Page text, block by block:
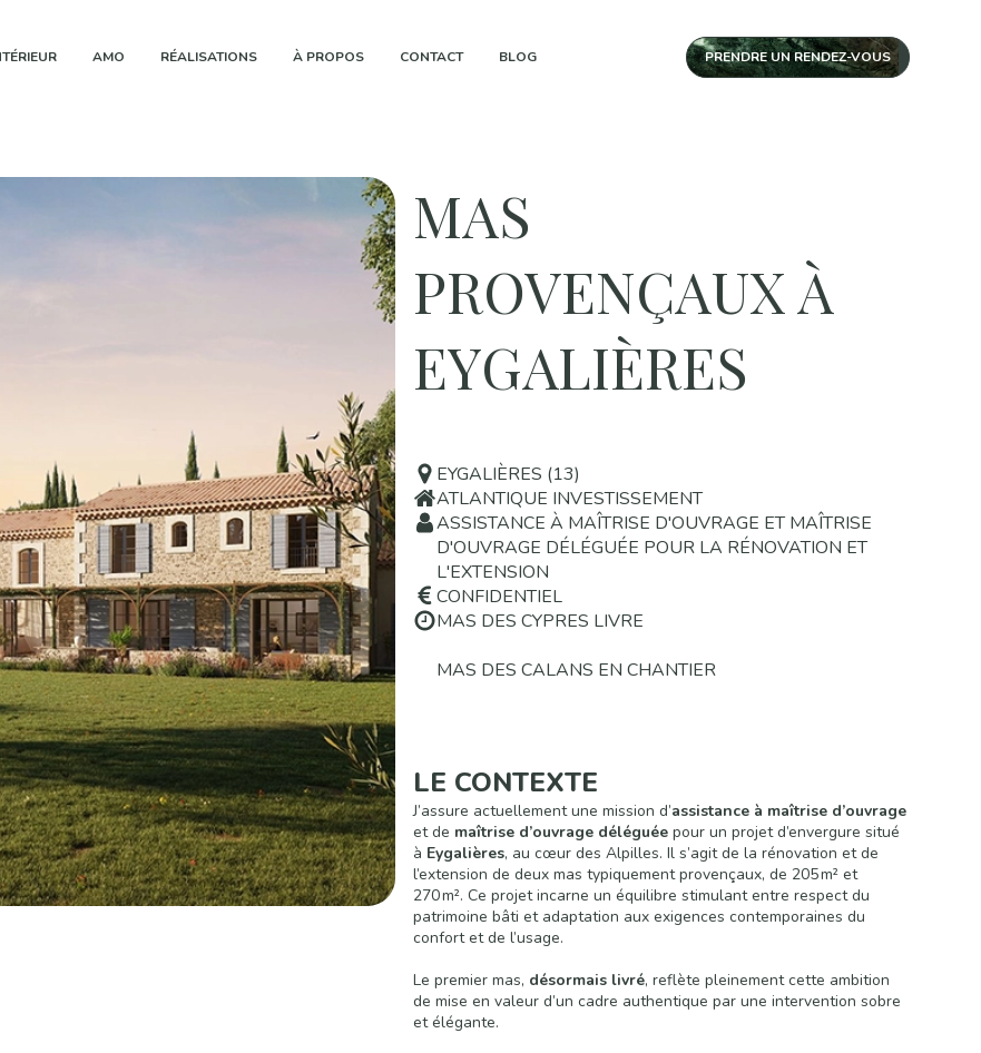
AMO RÉALISATIONS À PROPOS CONTACT BLOG PRENDRE UN RENDEZ-VOUS
MAS
PROVENÇAUX À
EYGALIÈRES
EYGALIÈRES (13)
ATLANTIQUE INVESTISSEMENT
ASSISTANCE À MAÎTRISE D'OUVRAGE ET MAÎTRISE
D'OUVRAGE DÉLÉGUÉE POUR LA RÉNOVATION ET
L'EXTENSION
CONFIDENTIEL
MAS DES CYPRES LIVRE
MAS DES CALANS EN CHANTIER
LE CONTEXTE
J’assure actuellement une mission d’assistance à maîtrise d’ouvrage
et de maîtrise d’ouvrage déléguée pour un projet d’envergure situé
à Eygalières, au cœur des Alpilles. Il s’agit de la rénovation et de
l’extension de deux mas typiquement provençaux, de 205 m² et
270 m². Ce projet incarne un équilibre stimulant entre respect du
patrimoine bâti et adaptation aux exigences contemporaines du
confort et de l’usage.
Le premier mas, désormais livré, reflète pleinement cette ambition
de mise en valeur d’un cadre authentique par une intervention sobre
et élégante.